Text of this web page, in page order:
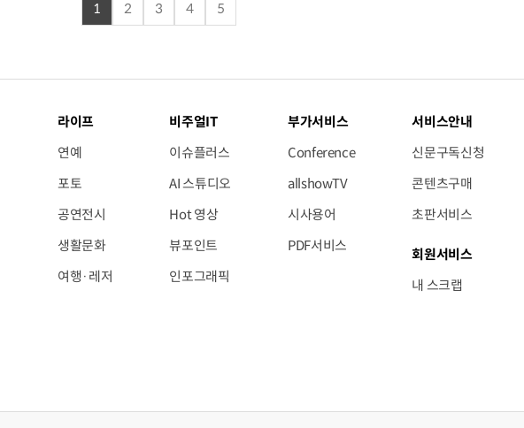
1 2 3 4 5
라이프
연예
포토
공연전시
생활문화
여행·레저
비주얼IT
이슈플러스
AI 스튜디오
Hot 영상
뷰포인트
인포그래픽
부가서비스
Conference
allshowTV
시사용어
PDF서비스
서비스안내
신문구독신청
콘텐츠구매
초판서비스
회원서비스
내 스크랩